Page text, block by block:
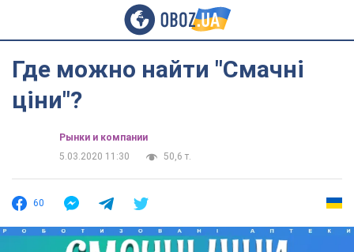
Где можно найти "Смачні
ціни"?
Рынки и компании
5.03.2020 11:30
50,6 т.
60